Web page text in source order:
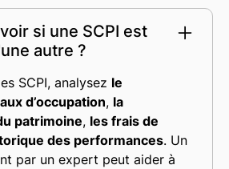
si une SCPI est
autre ?
SCPI, analysez le
d’occupation, la
patrimoine, les frais de
des performances. Un
par un expert peut aider à